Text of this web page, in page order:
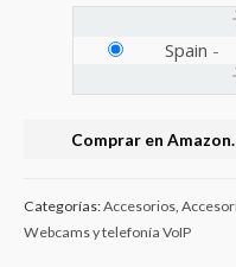
Spain -
Comprar en Amazon.
Categorías:Accesorios,
Webcams y telefonía VoIP